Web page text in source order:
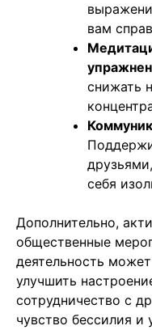
вам
снижать
себя
Дополнительно,
общественные
деятельность
улучшить
сотрудничество с
чувство бессилия